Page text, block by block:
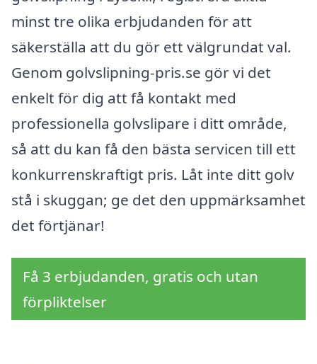
minst tre olika erbjudanden för att
säkerställa att du gör ett välgrundat val.
Genom golvslipning-pris.se gör vi det
enkelt för dig att få kontakt med
professionella golvslipare i ditt område,
så att du kan få den bästa servicen till ett
konkurrenskraftigt pris. Låt inte ditt golv
stå i skuggan; ge det den uppmärksamhet
det förtjänar!
Få 3 erbjudanden, gratis och utan
förpliktelser